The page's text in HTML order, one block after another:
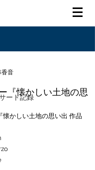
ート記録
『懐かしい土地の思
音
懐かしい土地の思い出 作品